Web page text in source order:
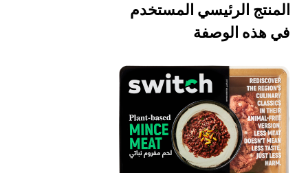
المنتج الرئيسي المستخدم
في هذه الوصفة